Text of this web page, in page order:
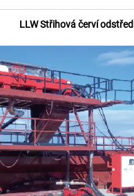
LLW Střihová červí